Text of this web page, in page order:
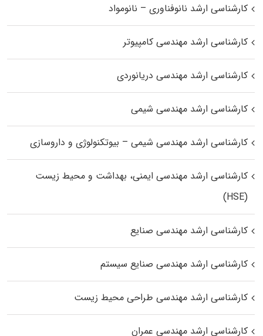
کارشناسی ارشد نانوفناوری – نانومواد
کارشناسی ارشد مهندسی کامپیوتر
کارشناسی ارشد مهندسی دریانوردی
کارشناسی ارشد مهندسی شیمی
کارشناسی ارشد مهندسی شیمی – بیوتکنولوژی و داروسازی
کارشناسی ارشد مهندسی ایمنی، بهداشت و محیط زیست
(HSE)
کارشناسی ارشد مهندسی صنایع
کارشناسی ارشد مهندسی صنایع سیستم
کارشناسی ارشد مهندسی طراحی محیط زیست
کارشناسی ارشد مهندسی عمران